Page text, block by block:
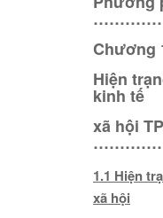
Chương
Hiện
kinh tế
xã hội
1.1 Hiện
xã hội